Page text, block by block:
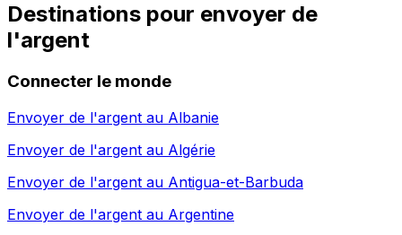
Destinations pour envoyer de
l'argent
Connecter le monde
Envoyer de l'argent au Albanie
Envoyer de l'argent au Algérie
Envoyer de l'argent au Antigua-et-Barbuda
Envoyer de l'argent au Argentine